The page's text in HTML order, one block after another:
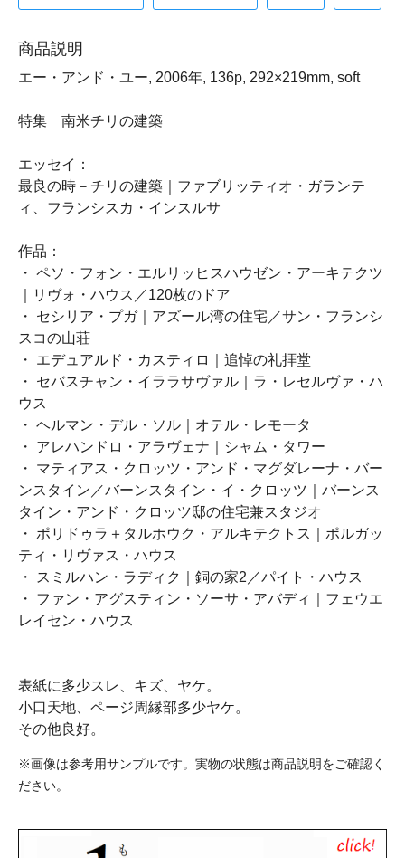
商品説明
エー・アンド・ユー, 2006年, 136p, 292×219mm, soft
特集 南米チリの建築
エッセイ：
最良の時－チリの建築｜ファブリッティオ・ガランテ
ィ、フランシスカ・インスルサ
作品：
・ ペソ・フォン・エルリッヒスハウゼン・アーキテクツ
｜リヴォ・ハウス／120枚のドア
・ セシリア・プガ｜アズール湾の住宅／サン・フランシ
スコの山荘
・ エデュアルド・カスティロ｜追悼の礼拝堂
・ セバスチャン・イララサヴァル｜ラ・レセルヴァ・ハ
ウス
・ ヘルマン・デル・ソル｜オテル・レモータ
・ アレハンドロ・アラヴェナ｜シャム・タワー
・ マティアス・クロッツ・アンド・マグダレーナ・バー
ンスタイン／バーンスタイン・イ・クロッツ｜バーンス
タイン・アンド・クロッツ邸の住宅兼スタジオ
・ ポリドゥラ＋タルホウク・アルキテクトス｜ポルガッ
ティ・リヴァス・ハウス
・ スミルハン・ラディク｜銅の家2／パイト・ハウス
・ ファン・アグスティン・ソーサ・アバディ｜フェウエ
レイセン・ハウス
表紙に多少スレ、キズ、ヤケ。
小口天地、ページ周縁部多少ヤケ。
その他良好。
※画像は参考用サンプルです。実物の状態は商品説明をご確認く
ださい。